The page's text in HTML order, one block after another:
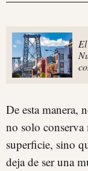
De esta manera,
no solo conserva
superficie, sino
deja de ser una